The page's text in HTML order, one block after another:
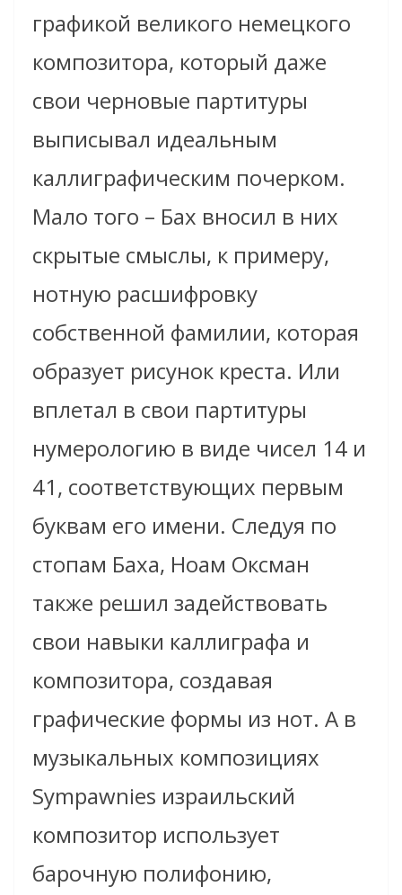
графикой великого немецкого
композитора, который даже
свои черновые партитуры
выписывал идеальным
каллиграфическим почерком.
Мало того – Бах вносил в них
скрытые смыслы, к примеру,
нотную расшифровку
собственной фамилии, которая
образует рисунок креста. Или
вплетал в свои партитуры
нумерологию в виде чисел 14 и
41, соответствующих первым
буквам его имени. Следуя по
стопам Баха, Ноам Оксман
также решил задействовать
свои навыки каллиграфа и
композитора, создавая
графические формы из нот. А в
музыкальных композициях
Sympawnies израильский
композитор использует
барочную полифонию,